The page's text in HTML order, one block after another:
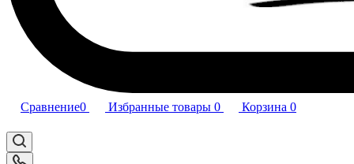
Сравнение0 Избранные товары 0 Корзина 0